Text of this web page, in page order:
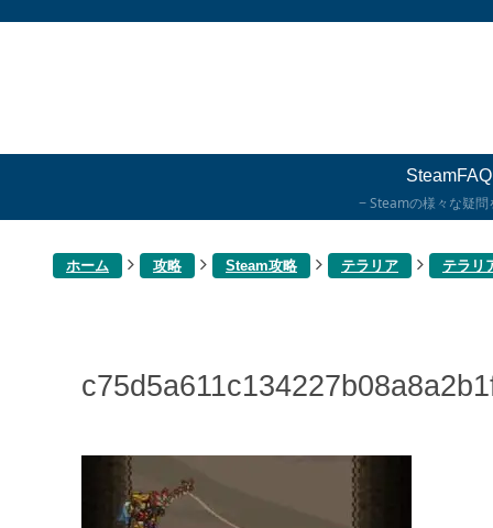
SteamFAQ
Steamの様々な疑問
ホーム 攻略 Steam攻略 テラリア テラリ